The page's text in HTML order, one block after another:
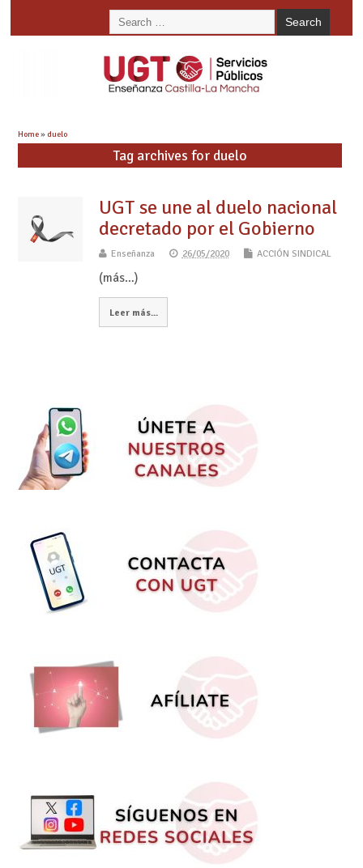
Home» duelo
Tag archives for duelo
UGT se une al duelo nacional
decretado por el Gobierno
Enseñanza 26/05/2020 ACCIÓN SINDICAL
(más…)
Leer más...